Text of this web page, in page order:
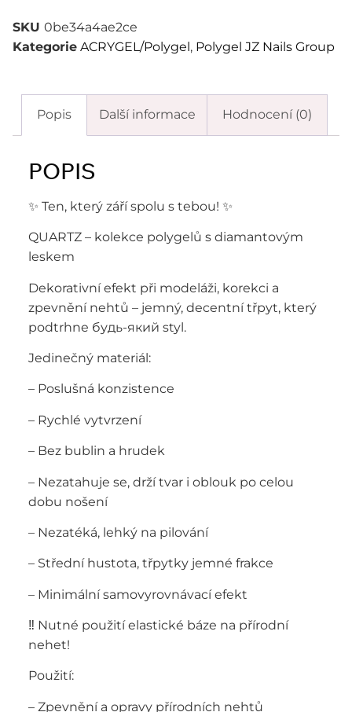
SKU 0be34a4ae2ce
Kategorie ACRYGEL/Polygel , Polygel JZ Nails Group
Popis Další informace Hodnocení (0)
POPIS
✨ Ten, který září spolu s tebou! ✨
QUARTZ – kolekce polygelů s diamantovým
leskem
Dekorativní efekt při modeláži, korekci a
zpevnění nehtů – jemný, decentní třpyt, který
podtrhne будь-який styl.
Jedinečný materiál:
– Poslušná konzistence
– Rychlé vytvrzení
– Bez bublin a hrudek
– Nezatahuje se, drží tvar i oblouk po celou
dobu nošení
– Nezatéká, lehký na pilování
– Střední hustota, třpytky jemné frakce
– Minimální samovyrovnávací efekt
‼️ Nutné použití elastické báze na přírodní
nehet!
Použití:
– Zpevnění a opravy přírodních nehtů